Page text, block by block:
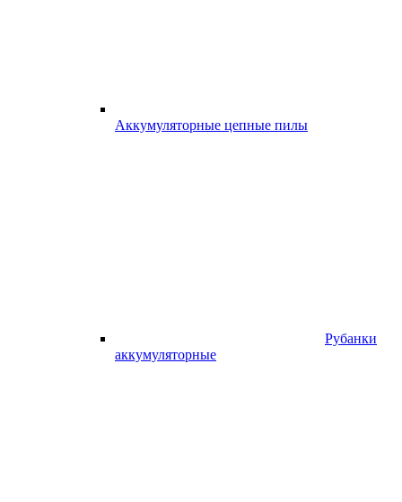
Аккумуляторные цепные пилы
Рубанки
аккумуляторные